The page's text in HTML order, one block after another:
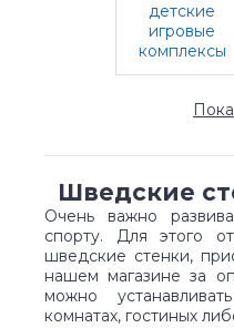
детские
игровые
комплексы
Шведские
Очень важно
спорту. Для этого
шведские стенки,
нашем магазине за
можно
комнатах, гостиных